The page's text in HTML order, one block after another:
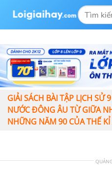
GIẢI SÁCH BÀI TẬP LỊCH SỬ 9
NƯỚC ĐÔNG ÂU TỪ GIỮA
NHỮNG NĂM 90 CỦA THẾ KỈ